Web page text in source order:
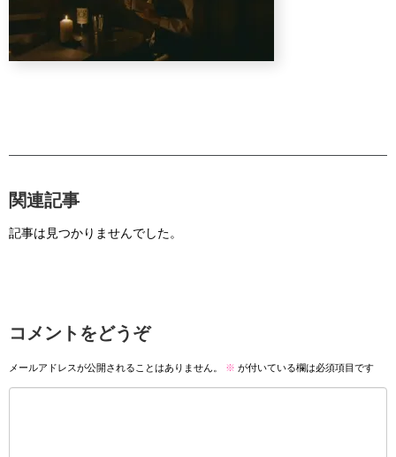
関連記事
記事は見つかりませんでした。
コメントをどうぞ
メールアドレスが公開されることはありません。 ※ が付いている欄は必須項目です